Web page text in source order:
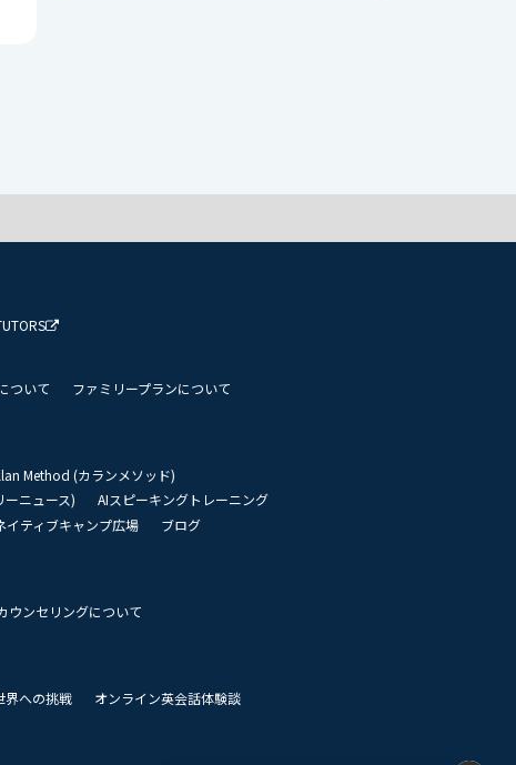
ついて
ファミリープランについて
Method (カランメソッド)
ーニュース)
AIスピーキングトレーニング
イティブキャンプ広場
ブログ
ウンセリングについて
への挑戦
オンライン英会話体験談